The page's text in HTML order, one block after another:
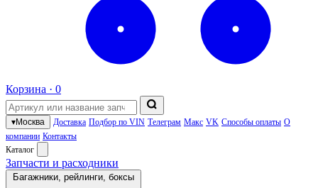
Корзина · 0
▾Москва Доставка Подбор по VIN Телеграм Макс VK Способы оплаты О
компании Контакты
Каталог
Запчасти и расходники
Багажники, рейлинги, боксы